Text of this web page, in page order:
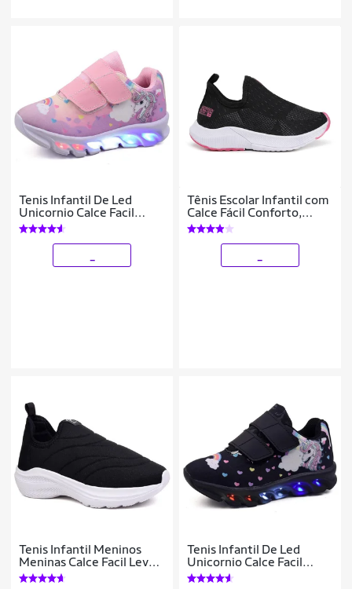
Tenis Infantil De Led
Unicornio Calce Facil
Meninas LIGHT
Tênis Escolar Infantil com
Calce Fácil Conforto,
Liberdade e Autonomia
para o seu Filho
Tenis Infantil Meninos
Meninas Calce Facil Leve
Tipo Meia
Tenis Infantil De Led
Unicornio Calce Facil
Meninas LIGHT